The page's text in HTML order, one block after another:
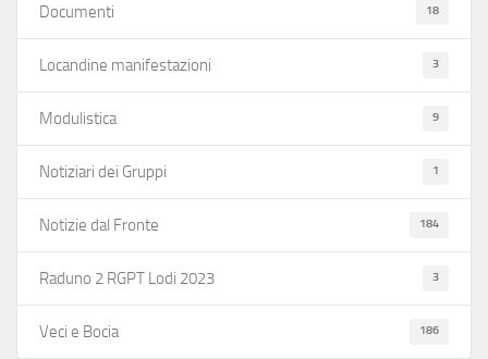
Documenti 18
Locandine manifestazioni 3
Modulistica 9
Notiziari dei Gruppi 1
Notizie dal Fronte 184
Raduno 2 RGPT Lodi 2023 3
Veci e Bocia 186